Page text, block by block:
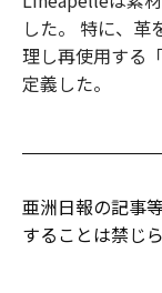
した。 特に、革
理し再使用する
定義した。
亜洲日報の記事
することは禁じ